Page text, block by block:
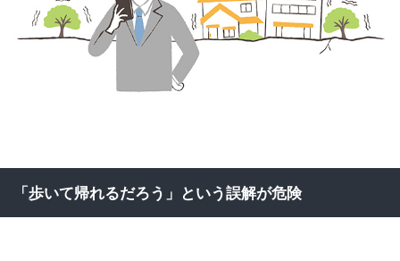
「歩いて帰れるだろう」という誤解が危険